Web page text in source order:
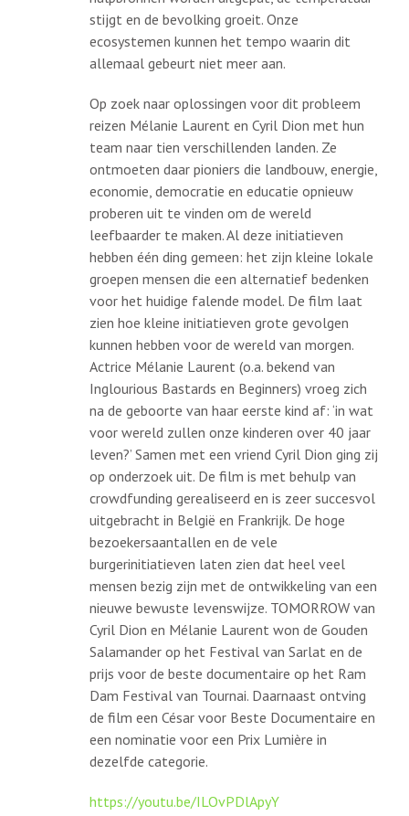
stijgt en de bevolking groeit. Onze
ecosystemen kunnen het tempo waarin dit
allemaal gebeurt niet meer aan.
Op zoek naar oplossingen voor dit probleem
reizen Mélanie Laurent en Cyril Dion met hun
team naar tien verschillenden landen. Ze
ontmoeten daar pioniers die landbouw, energie,
economie, democratie en educatie opnieuw
proberen uit te vinden om de wereld
leefbaarder te maken. Al deze initiatieven
hebben één ding gemeen: het zijn kleine lokale
groepen mensen die een alternatief bedenken
voor het huidige falende model. De film laat
zien hoe kleine initiatieven grote gevolgen
kunnen hebben voor de wereld van morgen.
Actrice Mélanie Laurent (o.a. bekend van
Inglourious Bastards en Beginners) vroeg zich
na de geboorte van haar eerste kind af: ‘in wat
voor wereld zullen onze kinderen over 40 jaar
leven?’ Samen met een vriend Cyril Dion ging zij
op onderzoek uit. De film is met behulp van
crowdfunding gerealiseerd en is zeer succesvol
uitgebracht in België en Frankrijk. De hoge
bezoekersaantallen en de vele
burgerinitiatieven laten zien dat heel veel
mensen bezig zijn met de ontwikkeling van een
nieuwe bewuste levenswijze. TOMORROW van
Cyril Dion en Mélanie Laurent won de Gouden
Salamander op het Festival van Sarlat en de
prijs voor de beste documentaire op het Ram
Dam Festival van Tournai. Daarnaast ontving
de film een César voor Beste Documentaire en
een nominatie voor een Prix Lumière in
dezelfde categorie.
https://youtu.be/ILOvPDlApyY